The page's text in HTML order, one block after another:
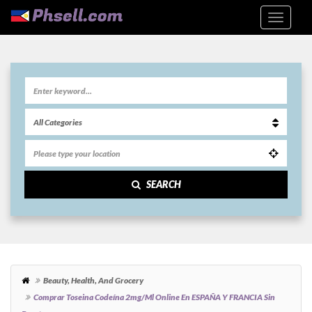
SEARCH
Beauty, Health, And Grocery
Comprar Toseina Codeína 2mg/ml Online En ESPAÑA Y FRANCIA Sin